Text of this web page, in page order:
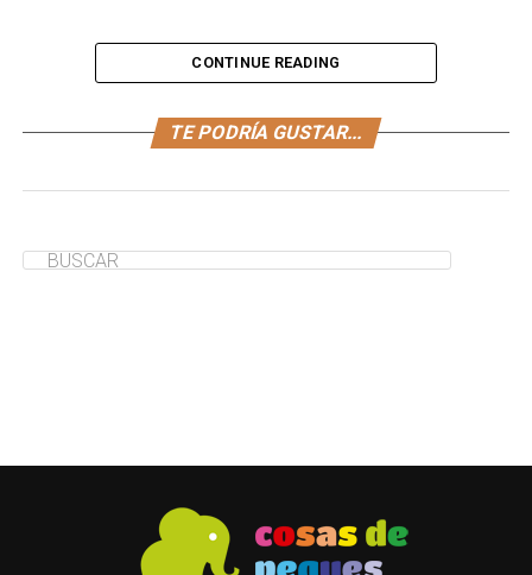
¿Buscas postres para niños fáciles de hacer? Qué tal si
preparas un remolino de yogur. Una receta sencilla y
¿Te ha servido de ayuda?
CONTINUE READING
TE PODRÍA GUSTAR...